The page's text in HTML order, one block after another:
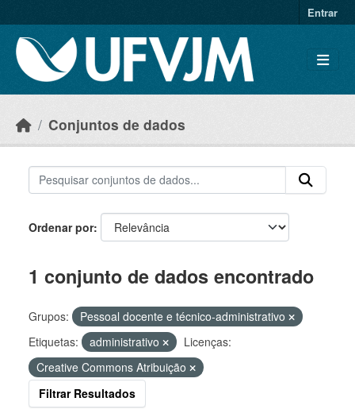
Entrar
Conjuntos de dados
Ordenar por
1 conjunto de dados encontrado
Grupos:
Pessoal docente e técnico-administrativo
Etiquetas:
administrativo
Licenças:
Creative Commons Atribuição
Filtrar Resultados